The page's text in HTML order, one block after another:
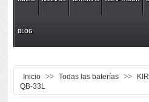
BLOG
Inicio >> Todas las baterías >>
QB-33L